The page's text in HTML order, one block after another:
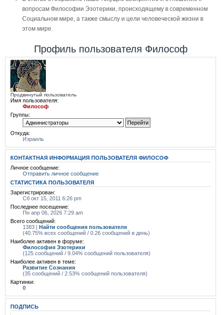
вопросам Философии Эзотерики, происходящему в современном
Социальном мире, а также смыслу и цели человеческой жизни в
этом мире.
Профиль пользователя Философ
Продвинутый пользователь
Имя пользователя:
Философ
Группы:
Откуда:
Израиль
КОНТАКТНАЯ ИНФОРМАЦИЯ ПОЛЬЗОВАТЕЛЯ ФИЛОСОФ
Личное сообщение:
Отправить личное сообщение
СТАТИСТИКА ПОЛЬЗОВАТЕЛЯ
Зарегистрирован:
Сб окт 15, 2011 6:26 pm
Последнее посещение:
Пн апр 06, 2026 7:29 am
Всего сообщений:
1383 | Найти сообщения пользователя
(40.75% всех сообщений / 0.26 сообщений в день)
Наиболее активен в форуме:
Философия Эзотерики
(125 сообщений / 9.04% сообщений пользователя)
Наиболее активен в теме:
Развитие Сознания
(35 сообщений / 2.53% сообщений пользователя)
Картинки:
0
ПОДПИСЬ